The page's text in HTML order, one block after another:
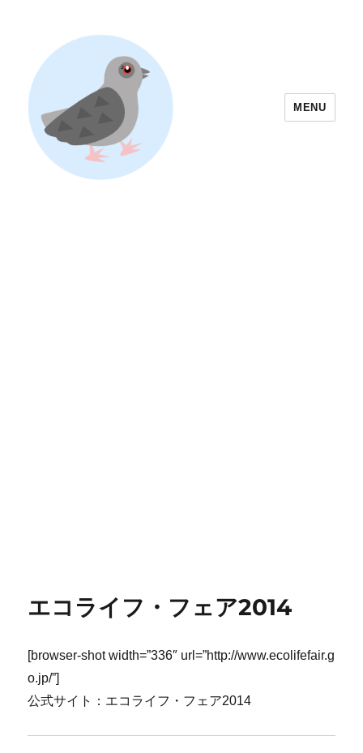
MENU
エコライフ・フェア2014
[browser-shot width=”336″ url=”http://www.ecolifefair.g
o.jp/”]
公式サイト：エコライフ・フェア2014